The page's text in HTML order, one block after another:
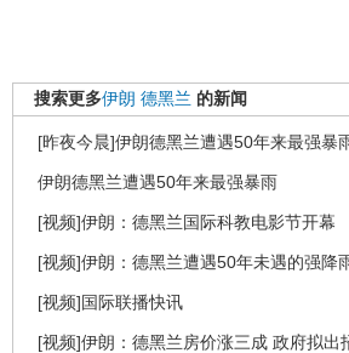
搜索更多伊朗 德黑兰 的新闻
[昨夜今晨]伊朗德黑兰遭遇50年来最强暴
伊朗德黑兰遭遇50年来最强暴雨
[视频]伊朗：德黑兰国际科教电影节开幕
[视频]伊朗：德黑兰遭遇50年未遇的强降
[视频]国际联播快讯
[视频]伊朗：德黑兰房价涨三成 政府拟出